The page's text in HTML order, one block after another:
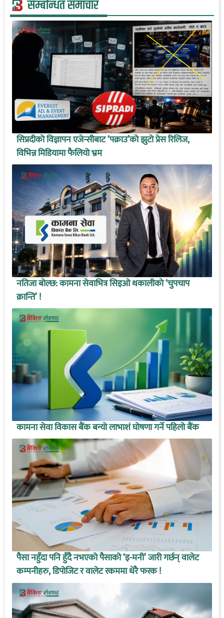
सम्बन्धित समाचार
सिप्रदीको विज्ञापन एजेन्सीबाट ‘पक्राउ’को झुटो प्रेस रिलिज,
विभिन्न मिडियामा फैलियो भ्रम
नतिजा बोल्छ: कामना सेवाभित्र सिइओ थकालीको ‘चुपचाप
क्रान्ति’ !
कामना सेवा विकास बैंक बन्यो लाभाशं घोषणा गर्ने पहिलो बैंक
पैसा नहुँदा पनि हुँदै नभएको पैसाको ‘इ-मनी’ जारी गर्छन् वालेट
कम्पनीहरु, डिपोजिट र वालेट रकममा धेरै फरक !